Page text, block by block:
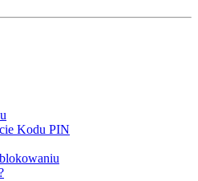
Kodu PIN